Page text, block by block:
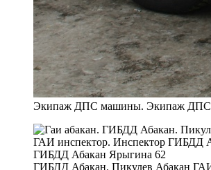
Экипаж ДПС машины. Экипаж ДПС
ГИБДД Абакан. Пикулев Абакан